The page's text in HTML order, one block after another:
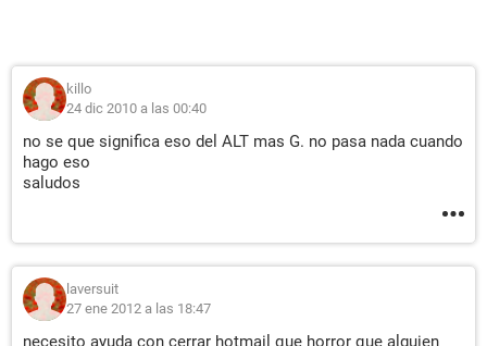
killo
24 dic 2010 a las 00:40
no se que significa eso del ALT mas G. no pasa nada cuando
hago eso
saludos
laversuit
27 ene 2012 a las 18:47
necesito ayuda con cerrar hotmail que horror que alguien